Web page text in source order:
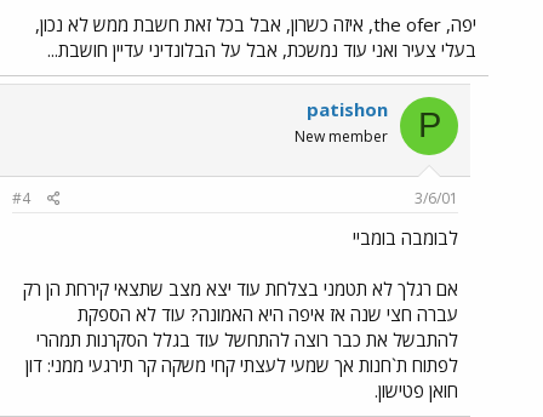
יפה, the ofer, איזה כשרון, אבל בכל זאת חשבת ממש לא נכון,
בעלי צעיר ואני עוד נמשכת, אבל על הבלונדיני עדיין חושבת...
P
patishon
New member
3/6/01
#4
לבומבה בומביי
אם רגלך לא תטמני בצלחת עוד יצא מצב שתצאי קירחת הן רק
עברה חצי שנה אז איפה היא האמונה? עוד לא הספקת
להתבשל את כבר רוצה להתחשל עוד בגלל הסקרנות תמהרי
לפתוח ת`חנות אך שמעי לעצתי קחי משקה קר תירגעי ממני: דון
חואן פטישון.